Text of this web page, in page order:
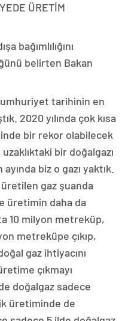
ÜRETİM
bağımlılığını
belirten Bakan
tarihinin en
2020 yılında çok kısa
bir rekor olabilecek
bir doğalgazı
biz o gazı yaktık.
üretilen gaz şuanda
üretimin daha da
10 milyon metreküp,
metreküpe çıkıp,
gaz ihtiyacını
çıkmayı
doğalgaz sadece
üretiminde de